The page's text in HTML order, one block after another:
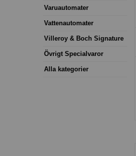
Varuautomater
Vattenautomater
Villeroy & Boch Signature
Övrigt Specialvaror
Alla kategorier